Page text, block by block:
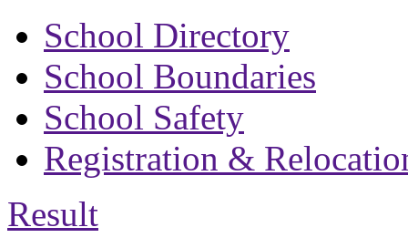
School Directory
School Boundaries
School Safety
Registration &
Result